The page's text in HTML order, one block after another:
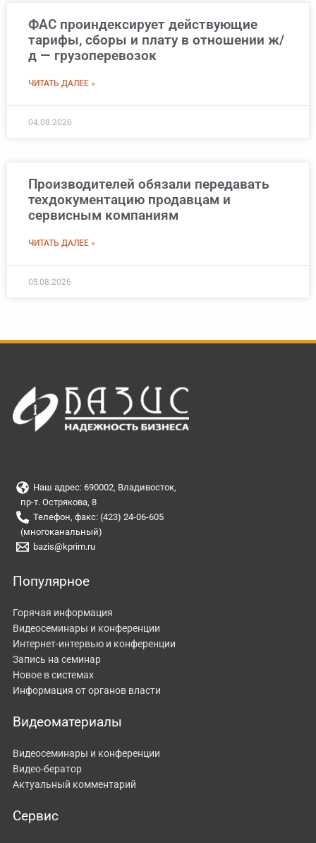
ФАС проиндексирует действующие
тарифы, сборы и плату в отношении ж/
д — грузоперевозок
ЧИТАТЬ ДАЛЕЕ »
04.08.2026
Производителей обязали передавать
техдокументацию продавцам и
сервисным компаниям
ЧИТАТЬ ДАЛЕЕ »
05.08.2026
Наш адрес: 690002, Владивосток,
пр-т. Острякова, 8
Телефон, факс: (423) 24-06-605
(многоканальный)
bazis@kprim.ru
Популярное
Горячая информация
Видеосеминары и конференции
Интернет-интервью и конференции
Запись на семинар
Новое в системах
Информация от органов власти
Видеоматериалы
Видеосеминары и конференции
Видео-бератор
Актуальный комментарий
Сервис